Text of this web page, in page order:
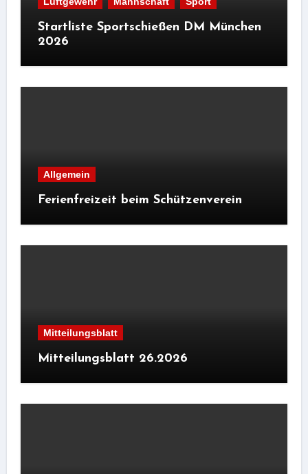
Startliste Sportschießen DM München
2026
Allgemein
Ferienfreizeit beim Schützenverein
Mitteilungsblatt
Mitteilungsblatt 26.2026